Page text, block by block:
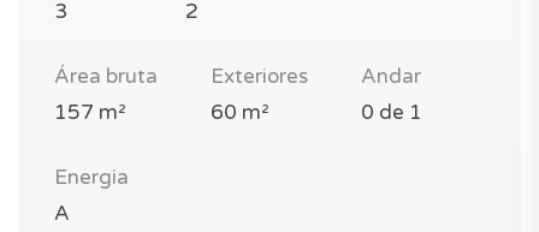
3
2
Área bruta
157 m²
Exteriores
60 m²
Andar
0 de 1
Energia
A